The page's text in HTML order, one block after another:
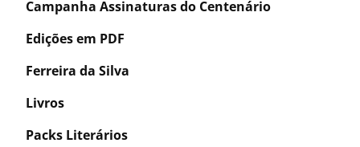
Campanha Assinaturas do Centenário
Edições em PDF
Ferreira da Silva
Livros
Packs Literários